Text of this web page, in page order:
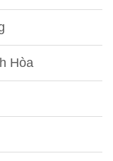
Hòa